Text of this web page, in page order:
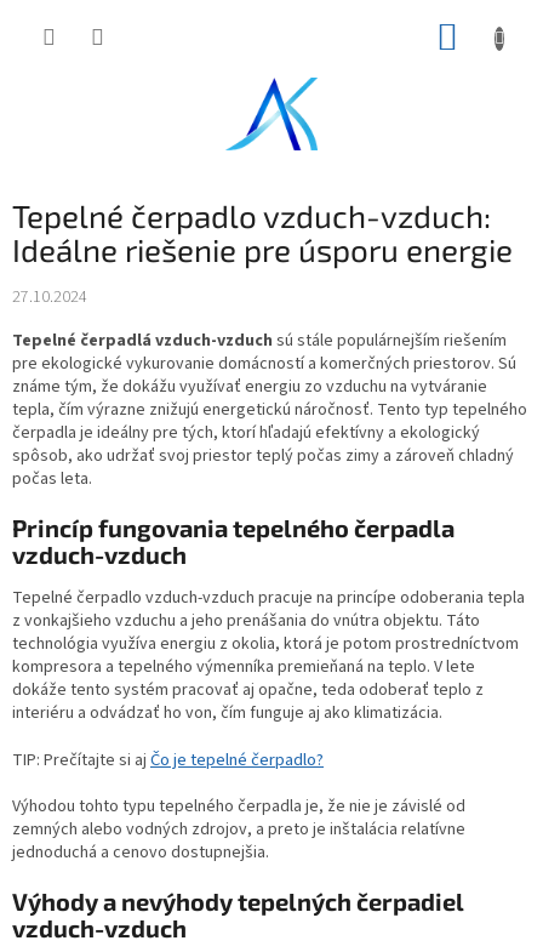
Tepelné čerpadlo vzduch-vzduch:
Ideálne riešenie pre úsporu energie
27.10.2024
Tepelné čerpadlá vzduch-vzduch sú stále populárnejším riešením
pre ekologické vykurovanie domácností a komerčných priestorov. Sú
známe tým, že dokážu využívať energiu zo vzduchu na vytváranie
tepla, čím výrazne znižujú energetickú náročnosť. Tento typ tepelného
čerpadla je ideálny pre tých, ktorí hľadajú efektívny a ekologický
spôsob, ako udržať svoj priestor teplý počas zimy a zároveň chladný
počas leta.
Princíp fungovania tepelného čerpadla
vzduch-vzduch
Tepelné čerpadlo vzduch-vzduch pracuje na princípe odoberania tepla
z vonkajšieho vzduchu a jeho prenášania do vnútra objektu. Táto
technológia využíva energiu z okolia, ktorá je potom prostredníctvom
kompresora a tepelného výmenníka premieňaná na teplo. V lete
dokáže tento systém pracovať aj opačne, teda odoberať teplo z
interiéru a odvádzať ho von, čím funguje aj ako klimatizácia.
TIP: Prečítajte si aj Čo je tepelné čerpadlo?
Výhodou tohto typu tepelného čerpadla je, že nie je závislé od
zemných alebo vodných zdrojov, a preto je inštalácia relatívne
jednoduchá a cenovo dostupnejšia.
Výhody a nevýhody tepelných čerpadiel
vzduch-vzduch